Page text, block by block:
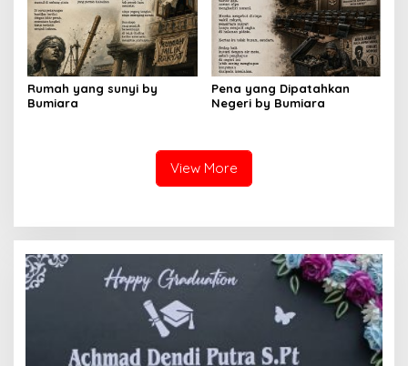
Rumah yang sunyi by
Bumiara
Pena yang Dipatahkan
Negeri by Bumiara
View More